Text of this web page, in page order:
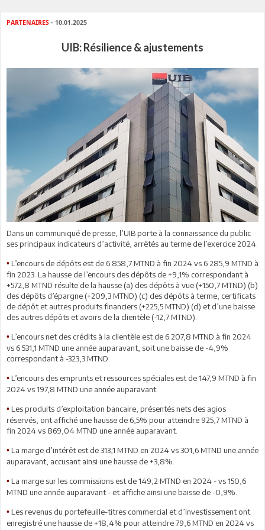
PARTENAIRES - 10.01.2025
UIB: Résilience & ajustements
Dans un communiqué de presse, l’UIB porte à la connaissance du public
ses principaux indicateurs d’activité, arrêtés au terme de l’exercice 2024.
• L’encours de dépôts est de 6 858,7 MTND à fin 2024 vs 6 285,9 MTND à
fin 2023. La hausse de l’encours des dépôts de +9,1% correspondant à
+572,8 MTND résulte de la hausse (a) des dépôts à vue (+150,7 MTND) (b)
des dépôts d’épargne (+209,3 MTND) (c) des dépôts à terme, certificats
de dépôt et autres produits financiers (+225,5 MTND) (d) et d’une baisse
des autres dépôts et avoirs de la clientèle (-12,7 MTND).
• L’encours net des crédits à la clientèle est de 6 207,8 MTND à fin 2024
vs 6 531,1 MTND une année auparavant, soit une baisse de -4,9%
correspondant à -323,3 MTND.
• L’encours des emprunts et ressources spéciales est de 147,9 MTND à fin
2024 vs 197,8 MTND une année auparavant.
• Les produits d’exploitation bancaire, présentés nets des agios
réservés, ont affiché une hausse de 6,5% pour atteindre 925,7 MTND à
fin 2024 vs 869,04 MTND une année auparavant.
• La marge d’intérêt est de 313,1 MTND en 2024 vs 301,6 MTND une année
auparavant, accusant ainsi une hausse de +3,8%.
• La marge sur les commissions est de 149,2 MTND en 2024 - vs 150,6
MTND une année auparavant - et affiche ainsi une baisse de -0,9%.
• Les revenus du portefeuille-titres commercial et d’investissement ont
enregistré une hausse de +18,4% pour atteindre 79,6 MTND en 2024 vs